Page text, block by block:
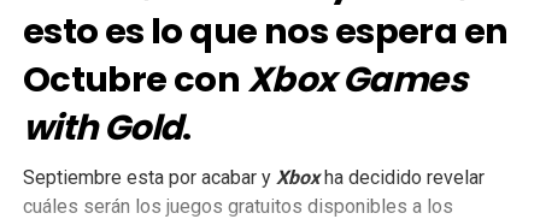
esto es lo que nos espera en
Octubre con Xbox Games
with Gold.
Septiembre esta por acabar y Xboxha decidido revelar
cuáles serán los juegos gratuitos disponibles a los